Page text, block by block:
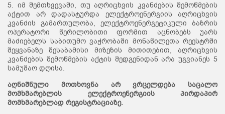
5. იმ შემთხვევაში, თუ აღრიცხვის კვანძების შემოწმების
აქტით არ დადასტურდა ელექტროენერგიის აღრიცხვის
კვანძის გამართულობა, ელექტროენერგეტიკული ბაზრის
ოპერატორი წერილობითი ფორმით აცნობებს უარს
მაძიებელს საბითუმო ვაჭრობაში მონაწილეთა რეესტრში
შეყვანაზე შესაბამისი მიზეზის მითითებით, აღრიცხვის
კვანძების შემოწმების აქტის შედგენიდან არა უგვიანეს 5
სამუშაო დღისა.
აღნიშნული მოთხოვნა არ ვრცელდება საცალო
მომხმარებლის ელექტროენერგიის პირდაპირ
მომხმარებლად რეგისტრაციაზე.